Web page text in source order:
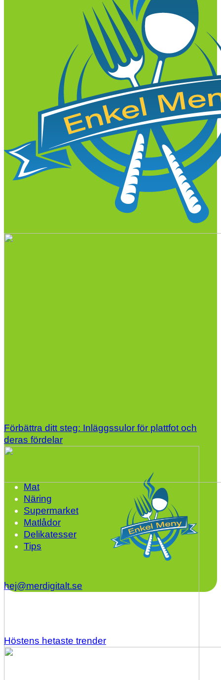
Förbättra ditt steg: Inläggssulor för plattfot och
deras fördelar
Höstens hetaste trender
Mat
Näring
Supermarket
Matlådor
Delikatesser
Tips
hej@merdigitalt.se